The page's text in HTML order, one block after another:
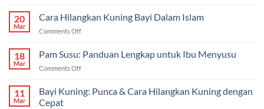
untuk
Bayi
Sembelit:
Terbaik
20
Mar
Cara Hilangkan Kuning Bayi Dalam Islam
Comments Offon
Hilangkan
Kuning
Bayi
Islam
18
Mar
Pam Susu: Panduan Lengkap untuk Ibu Menyusu
Comments Offon
Susu:
Panduan
11
Mar
Bayi Kuning: Punca & Cara Hilangkan Kuning dengan
Cepat